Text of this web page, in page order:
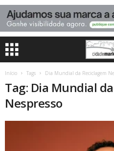
Início Tags Dia Mundial da Reciclagem
Tag: Dia Mundial
Nespresso